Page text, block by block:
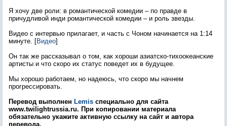
Я хочу две роли: в романтической комедии – по правде в
причудливой инди романтической комедии – и роль звезды.
Видео с интервью прилагает, и часть с Чоном начинается на 1:14
минуте. [Видео]
Он так же рассказывал о том, как хороши азиатско-тихоокеанские
артисты и что скоро их статус поведет их в будущее.
Мы хорошо работаем, но надеюсь, что скоро мы начнем
прогрессировать.
Перевод выполнен Lemis специально для сайта
www.twilightrussia.ru. При копировании материала
обязательно укажите активную ссылку на сайт и автора
перевода.